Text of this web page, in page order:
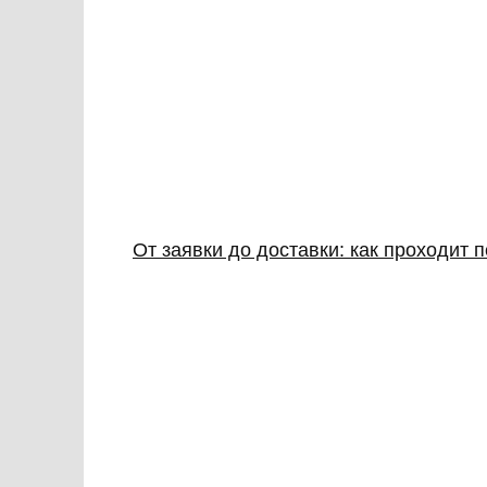
От заявки до доставки: как проходит